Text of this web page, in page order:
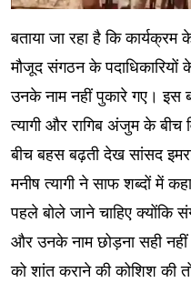
बताया जा रहा है कि
मौजूद संगठन के पदाधिकारियों
उनके नाम नहीं पुकारे गए। इस
त्यागी और रागिब अंजुम के बीच
बीच बहस बढ़ती देख सांसद
मनीष त्यागी ने साफ शब्दों में
पहले बोले जाने चाहिए क्योंकि
और उनके नाम छोड़ना सही
को शांत कराने की कोशिश की